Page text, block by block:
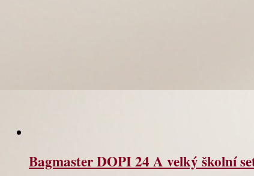
Bagmaster DOPI 24 A velký školní